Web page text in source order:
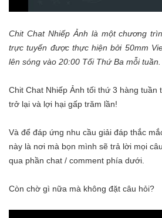
Chit Chat Nhiếp Ảnh là một chương
trực tuyến được thực hiện bởi 50mm
lên sóng vào 20:00 Tối Thứ Ba mỗi tuần.
Chit Chat Nhiếp Ảnh tối thứ 3 hàng tuần
trở lại và lợi hại gấp trăm lần!
Và để đáp ứng nhu cầu giải đáp thắc
này là nơi mà bọn mình sẽ trả lời mọi
qua phần chat / comment phía dưới.
Còn chờ gì nữa mà không đặt câu hỏi?